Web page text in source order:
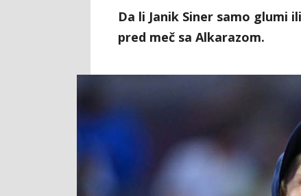
Da li Janik Siner samo glumi
pred meč sa Alkarazom.